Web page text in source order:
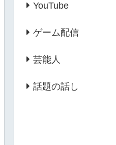
YouTube
ゲーム配信
芸能人
話題の話し